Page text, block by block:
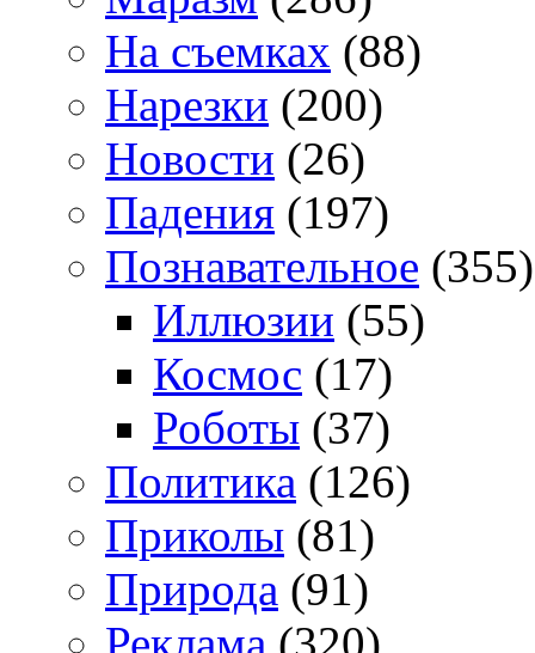
На съемках (88)
Нарезки (200)
Новости (26)
Падения (197)
Познавательное (355)
Иллюзии (55)
Космос (17)
Роботы (37)
Политика (126)
Приколы (81)
Природа (91)
Реклама (320)